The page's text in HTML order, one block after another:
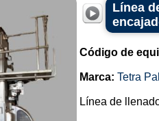
Línea
Código de
Marca: Tetra
Línea de